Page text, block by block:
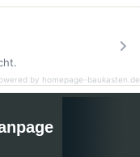
by homepage-baukasten.de